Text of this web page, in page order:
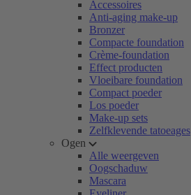
Accessoires
Anti-aging make-up
Bronzer
Compacte foundation
Crème-foundation
Effect producten
Vloeibare foundation
Compact poeder
Los poeder
Make-up sets
Zelfklevende tatoeages
Ogen
Alle weergeven
Oogschaduw
Mascara